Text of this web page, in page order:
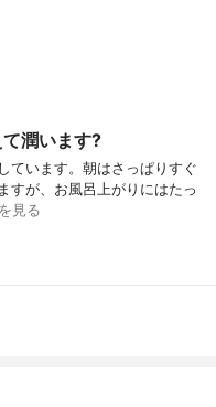
潤います?
ています。朝はさっぱりすぐ
すが、お風呂上がりにはたっ
見る